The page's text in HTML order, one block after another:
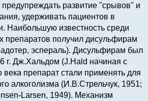
предупреждать развитие "срывов" и
удерживать пациентов в
Наибольшую известность среди
препаратов получил дисульфирам
эспераль). Дисульфирам был
г. Дж.Хальдом (J.Hald начиная с
препарат стали применять для
алкоголизма (И.В.Стрельчук, 1951;
Larsen, 1949). Механизм